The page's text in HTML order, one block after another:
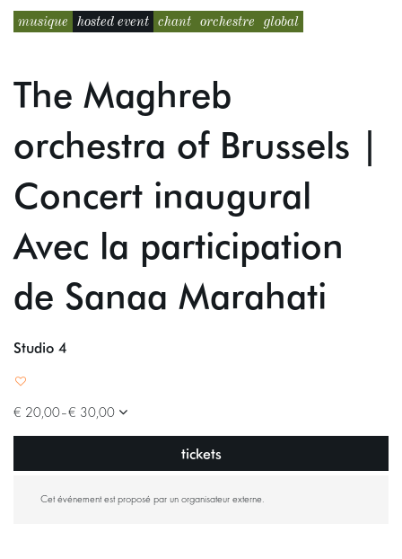
musique hosted event chant orchestre global
The Maghreb
orchestra of Brussels |
Concert inaugural
Avec la participation
de Sanaa Marahati
Studio 4
€ 20,00–€ 30,00
tickets
Cet événement est proposé par un organisateur externe.